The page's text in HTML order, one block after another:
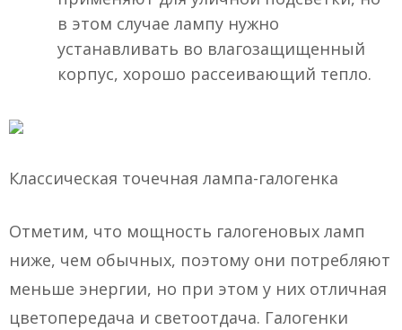
в этом случае лампу нужно
устанавливать во влагозащищенный
корпус, хорошо рассеивающий тепло.
Классическая точечная лампа-галогенка
Отметим, что мощность галогеновых ламп
ниже, чем обычных, поэтому они потребляют
меньше энергии, но при этом у них отличная
цветопередача и светоотдача. Галогенки